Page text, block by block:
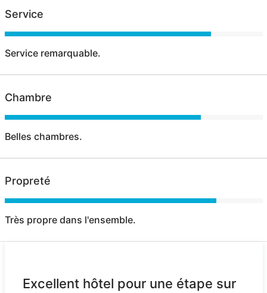
Service
Service remarquable.
Chambre
Belles chambres.
Propreté
Très propre dans l'ensemble.
Excellent hôtel pour une étape sur